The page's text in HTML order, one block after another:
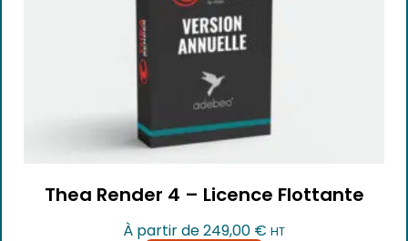
Thea Render 4 – Licence Flottante
À partir de 249,00 € HT